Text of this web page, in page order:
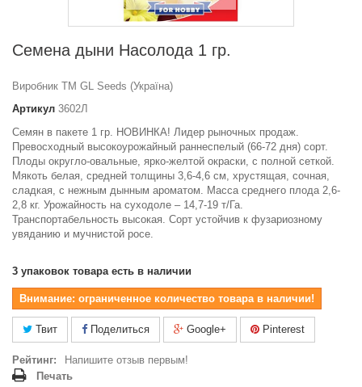
Семена дыни Насолода 1 гр.
Виробник ТМ GL Seeds (Україна)
Артикул 3602Л
Семян в пакете 1 гр. НОВИНКА! Лидер рыночных продаж.
Превосходный высокоурожайный раннеспелый (66-72 дня) сорт.
Плоды округло-овальные, ярко-желтой окраски, с полной сеткой.
Мякоть белая, средней толщины 3,6-4,6 см, хрустящая, сочная,
сладкая, с нежным дынным ароматом. Масса среднего плода 2,6-
2,8 кг. Урожайность на суходоле – 14,7-19 т/Га.
Транспортабельность высокая. Сорт устойчив к фузариозному
увяданию и мучнистой росе.
3 упаковок товара есть в наличии
Внимание: ограниченное количество товара в наличии!
Твит Поделиться Google+ Pinterest
Рейтинг:
Напишите отзыв первым!
Печать